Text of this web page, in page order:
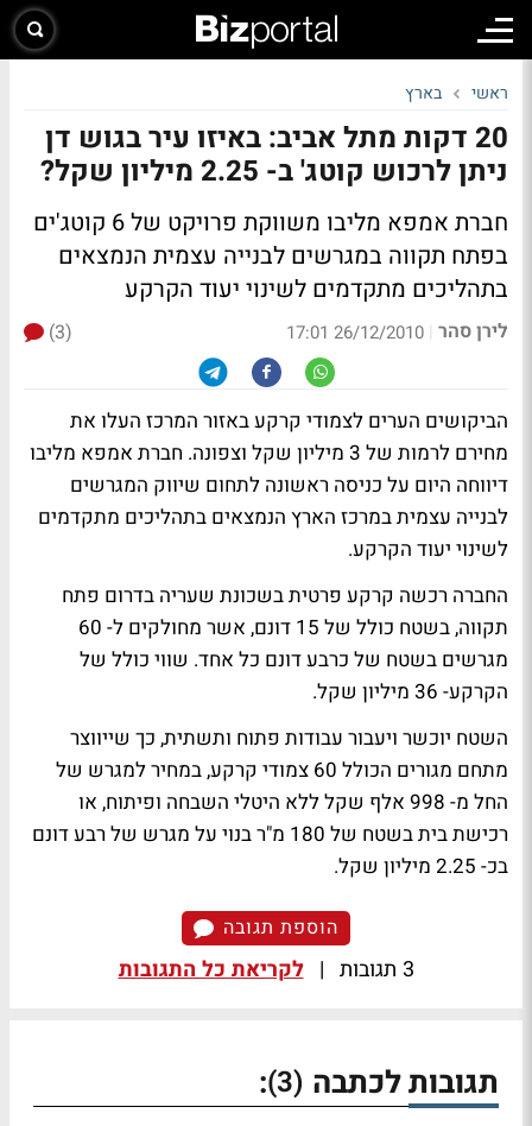
ראשי בארץ
20 דקות מתל אביב: באיזו עיר בגוש דן
ניתן לרכוש קוטג' ב- 2.25 מיליון שקל?
חברת אמפא מליבו משווקת פרויקט של 6 קוטג'ים
בפתח תקווה במגרשים לבנייה עצמית הנמצאים
בתהליכים מתקדמים לשינוי יעוד הקרקע
לירן סהר |
26/12/2010 17:01
(3)
הביקושים הערים לצמודי קרקע באזור המרכז העלו את
מחירם לרמות של 3 מיליון שקל וצפונה. חברת אמפא מליבו
דיווחה היום על כניסה ראשונה לתחום שיווק המגרשים
לבנייה עצמית במרכז הארץ הנמצאים בתהליכים מתקדמים
לשינוי יעוד הקרקע.
החברה רכשה קרקע פרטית בשכונת שעריה בדרום פתח
תקווה, בשטח כולל של 15 דונם, אשר מחולקים ל- 60
מגרשים בשטח של כרבע דונם כל אחד. שווי כולל של
הקרקע- 36 מיליון שקל.
השטח יוכשר ויעבור עבודות פתוח ותשתית, כך שייווצר
מתחם מגורים הכולל 60 צמודי קרקע, במחיר למגרש של
החל מ- 998 אלף שקל ללא היטלי השבחה ופיתוח, או
רכישת בית בשטח של 180 מ"ר בנוי על מגרש של רבע דונם
בכ- 2.25 מיליון שקל.
הוספת תגובה
3 תגובות | לקריאת כל התגובות
תגובות לכתבה (3)
: